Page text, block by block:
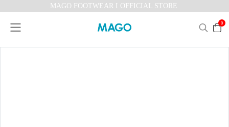
MAGO FOOTWEAR I OFFICIAL STORE
0